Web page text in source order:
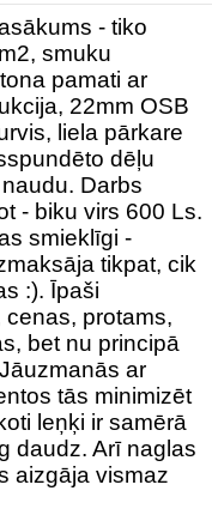
- tiko
smuku
pamati ar
22mm OSB
liela pārkare
dēļu
Darbs
- biku virs 600 Ls.
smieklīgi -
tikpat, cik
:). Īpaši
protams,
bet nu principā
ar
tās minimizēt
leņķi ir samērā
daudz. Arī naglas
aizgāja vismaz